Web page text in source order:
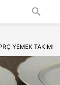
search
YEMEK TAKIMI